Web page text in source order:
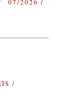
07/2026